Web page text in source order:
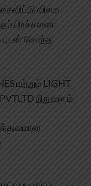
விலக
பிரச்சனை
சொந்த
மற்றும் LIGHT
நிறுவனம்